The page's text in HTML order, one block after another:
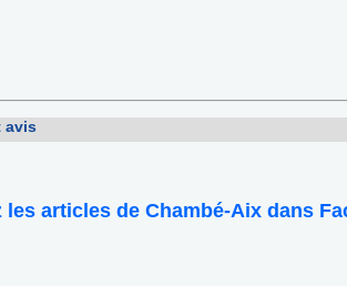
avis
les articles de Chambé-Aix dans